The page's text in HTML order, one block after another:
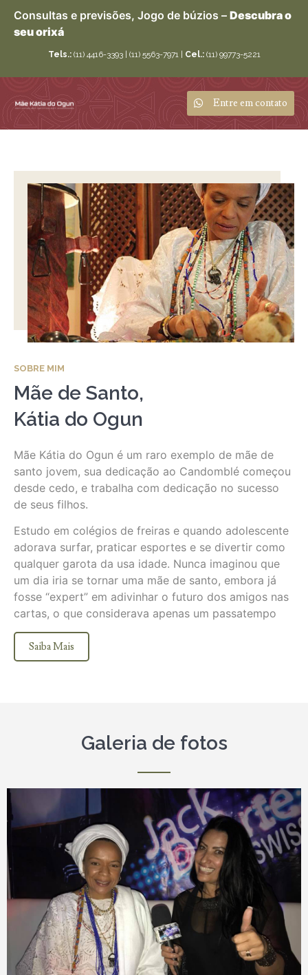
Consultas e previsões, Jogo de búzios – Descubra o
seu orixá
Tels.:(11) 4416-3393 | (11) 5563-7971 | Cel.:(11) 99773-5221
Entre em contato
SOBRE MIM
Mãe de Santo,
Kátia do Ogun
Mãe Kátia do Ogun é um raro exemplo de mãe de
santo jovem, sua dedicação ao Candomblé começou
desde cedo, e trabalha com dedicação no sucesso
de seus filhos.
Estudo em colégios de freiras e quando adolescente
adorava surfar, praticar esportes e se divertir como
qualquer garota da usa idade. Nunca imaginou que
um dia iria se tornar uma mãe de santo, embora já
fosse “expert” em adivinhar o futuro dos amigos nas
cartas, o que considerava apenas um passatempo
Saiba Mais
Galeria de fotos